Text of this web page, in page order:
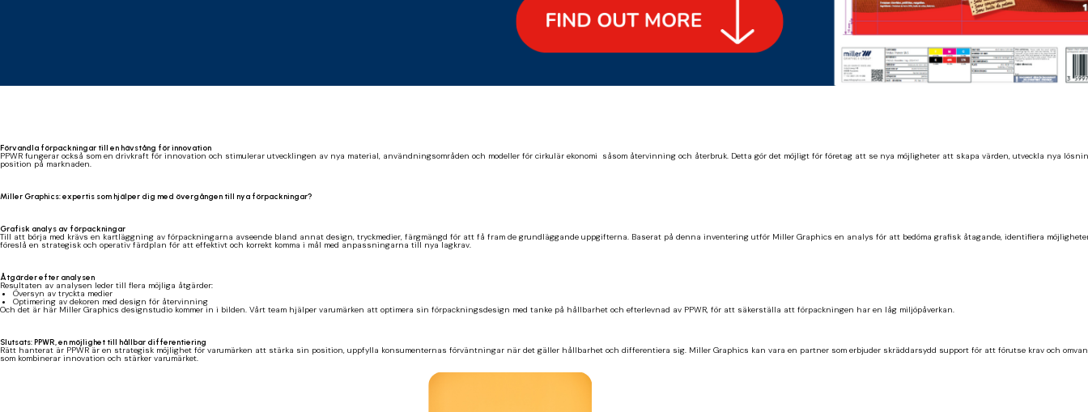
Förvandla förpackningar till en hävstång för innovation
PPWR fungerar också som en drivkraft för innovation och stimulerar utvecklingen av nya material, användningsområden och modeller för cirkulär ekonomi såsom återvinning och återbruk. Detta gör det möjligt för företag att se nya möjligheter att skapa värden, utveckla nya
position på marknaden.
Miller Graphics: expertis som hjälper dig med övergången till nya förpackningar?
Grafisk analys av förpackningar
Till att börja med krävs en kartläggning av förpackningarna avseende bland annat design, tryckmedier, färgmängd för att få fram de grundläggande uppgifterna. Baserat på denna inventering utför Miller Graphics en analys för att bedöma grafisk åtagande, identifiera
föreslå en strategisk och operativ färdplan för att effektivt och korrekt komma i mål med anpassningarna till nya lagkrav.
Åtgärder efter analysen
Resultaten av analysen leder till flera möjliga åtgärder:
Översyn av tryckta medier
Optimering av dekoren med design för återvinning
Och det är här Miller Graphics designstudio kommer in i bilden. Vårt team hjälper varumärken att optimera sin förpackningsdesign med tanke på hållbarhet och efterlevnad av PPWR, för att säkerställa att förpackningen har en låg miljöpåverkan.
Slutsats: PPWR, en möjlighet till hållbar differentiering
Rätt hanterat är PPWR är en strategisk möjlighet för varumärken att stärka sin position, uppfylla konsumenternas förväntningar när det gäller hållbarhet och differentiera sig. Miller Graphics kan vara en partner som erbjuder skräddarsydd support för att förutse krav och
som kombinerar innovation och stärker varumärket.